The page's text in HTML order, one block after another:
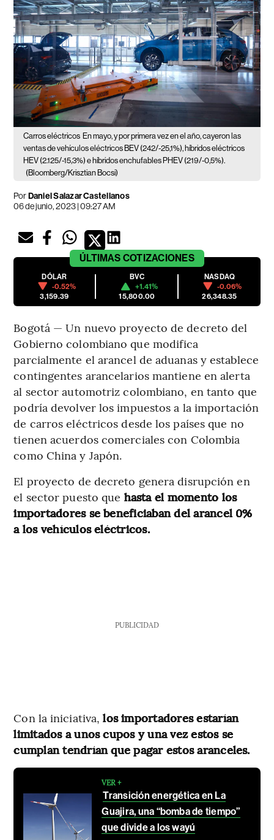
Carros eléctricos En mayo, y por primera vez en el año, cayeron las
ventas de vehículos eléctricos BEV (242/-25,1%), híbridos eléctricos
HEV (2.125/-15,3%) e híbridos enchufables PHEV (219/-0,5%).
(Bloomberg/Krisztian Bocsi)
PorDaniel Salazar Castellanos
06 de junio, 2023 | 09:27 AM
ÚLTIMAS COTIZACIONES
DÓLAR
-0.52%
3,159.39
BVC
+1.41%
15,800.00
NASDAQ
-0.06%
26,348.35
Bogotá — Un nuevo proyecto de decreto del
Gobierno colombiano que modifica
parcialmente el arancel de aduanas y establece
contingentes arancelarios mantiene en alerta
al sector automotriz colombiano, en tanto que
podría devolver los impuestos a la importación
de carros eléctricos desde los países que no
tienen acuerdos comerciales con Colombia
como China y Japón.
El proyecto de decreto genera disrupción en
el sector puesto que hasta el momento los
importadores se beneficiaban del arancel 0%
a los vehículos eléctricos.
PUBLICIDAD
Con la iniciativa,los importadores estarían
limitados a unos cupos y una vez estos se
cumplan tendrían que pagar estos aranceles.
VER +
Transición energética en La
Guajira, una “bomba de tiempo”
que divide a los wayú